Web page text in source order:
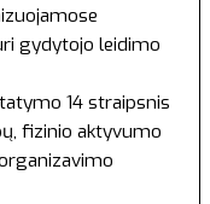
gydytojo leidimo
14 straipsnis
fizinio aktyvumo